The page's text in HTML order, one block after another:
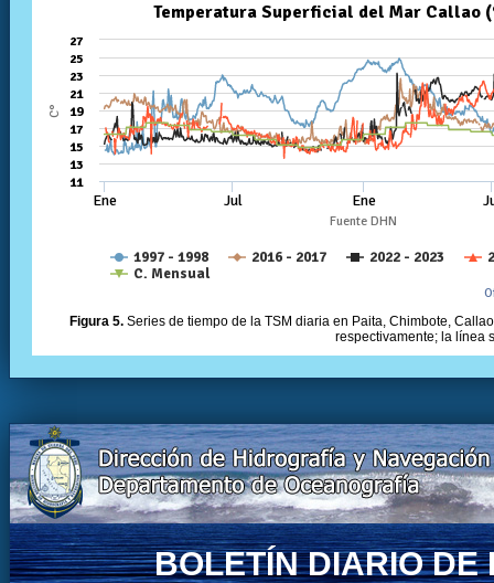
Figura 5. Series de tiempo de la TSM diaria en Paita, Chimbote,
respectivamente; la línea
BOLETÍN DIARIO DE